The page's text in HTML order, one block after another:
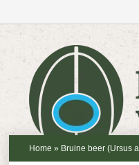
Home » Bruine beer (Ursus